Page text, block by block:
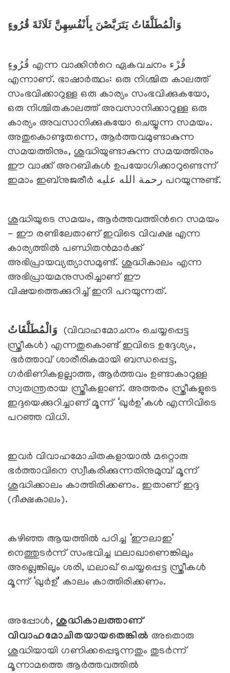
وَالْمُطَلَّقَاتُ يَتَرَبَّصْنَ بِأَنْفُسِهِنَّ ثَلَاثَةَ قُرُوءٍ
قُرُوءٍ എന്ന വാക്കിന്‍റെ ഏകവചനം قُرْء
എന്നാണ്. ഭാഷാര്‍ത്ഥം: ഒരു നിശ്ചിത കാലത്ത്
സംഭവിക്കാറുള്ള ഒരു കാര്യം സംഭവിക്കുകയോ,
ഒരു നിശ്ചിതകാലത്ത് അവസാനിക്കാറുള്ള ഒരു
കാര്യം അവസാനിക്കുകയോ ചെയ്യുന്ന സമയം.
അതുകൊണ്ടുതന്നെ, ആര്‍ത്തവമുണ്ടാകുന്ന
സമയത്തിനും, ശുദ്ധിയുണ്ടാകുന്ന സമയത്തിനും
ഈ വാക്ക് അറബികള്‍ ഉപയോഗിക്കാറുണ്ടെന്ന്
ഇമാം ഇബ്‌നുജരീര്‍ رحمة الله عليه പറയുന്നുണ്ട്.
ശുദ്ധിയുടെ സമയം, ആര്‍ത്തവത്തിന്‍റെ സമയം
- ഈ രണ്ടിലേതാണ് ഇവിടെ വിവക്ഷ എന്ന
കാര്യത്തില്‍ പണ്ഡിതന്‍മാര്‍ക്ക്
അഭിപ്രായവ്യത്യാസമുണ്ട്. ശുദ്ധികാലം എന്ന
അഭിപ്രായമനുസരിച്ചാണ് ഈ
വിഷയത്തെക്കുറിച്ച് ഇനി പറയുന്നത്.
وَالْمُطَلَّقَاتُ (വിവാഹമോചനം ചെയ്യപ്പെട്ട
സ്ത്രീകള്‍) എന്നതുകൊണ്ട് ഇവിടെ ഉദ്ദേശ്യം,
ഭര്‍ത്താവ് ശാരീരികമായി ബന്ധപ്പെട്ട,
ഗര്‍ഭിണികളല്ലാത്ത, ആര്‍ത്തവം ഉണ്ടാകാറുള്ള
സ്വതന്ത്രരായ സ്ത്രീകളാണ്. അത്തരം സ്ത്രീകളുടെ
ഇദ്ദയെക്കുറിച്ചാണ് മൂന്ന് ‘ഖുര്‍ഉ’കള്‍ എന്നിവിടെ
പറഞ്ഞ വിധി.
ഇവര്‍ വിവാഹമോചിതകളായാല്‍ മറ്റൊരു
ഭര്‍ത്താവിനെ സ്വീകരിക്കുന്നതിനുമുമ്പ് മൂന്ന്
ശുദ്ധിക്കാലം കാത്തിരിക്കണം. ഇതാണ് ഇദ്ദ
(ദീക്ഷകാലം).
കഴിഞ്ഞ ആയത്തില്‍ പഠിച്ച ‘ഈലാഇ’
നെത്തുടര്‍ന്ന് സംഭവിച്ച ഥലാഖാണെങ്കിലും
അല്ലെങ്കിലും ശരി, ഥലാഖ് ചെയ്യപ്പെട്ട സ്ത്രീകള്‍
മൂന്ന് ‘ഖുര്‍ഉ്’ കാലം കാത്തിരിക്കണം.
അപ്പോള്‍, ശുദ്ധികാലത്താണ്
വിവാഹമോചിതയായതെങ്കില്‍ അതൊരു
ശുദ്ധിയായി ഗണിക്കപ്പെടുന്നതും തുടര്‍ന്ന്
മൂന്നാമത്തെ ആര്‍ത്തവത്തില്‍